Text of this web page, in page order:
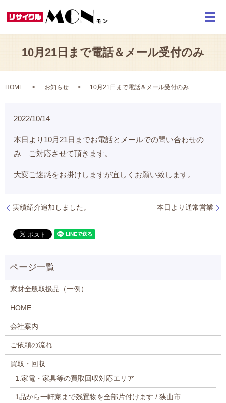
メ
10月21日まで電話＆メール受付のみ
HOME お知らせ 10月21日まで電話＆メール受付のみ
2022/10/14
本日より10月21日までお電話とメールでの問い合わせの
み ご対応させて頂きます。
大変ご迷惑をお掛けしますが宜しくお願い致します。
実績紹介追加しました。 本日より通常営業
家財全般取扱品（一例）
HOME
会社案内
ご依頼の流れ
買取・回収
1.家電・家具等の買取回収対応エリア
1品から一軒家まで残置物を全部片付けます / 狭山市